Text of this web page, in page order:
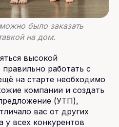
было заказать
на дом.
высокой
работать с
на старте необходимо
компании и создать
(УТП),
вас от других
всех конкурентов